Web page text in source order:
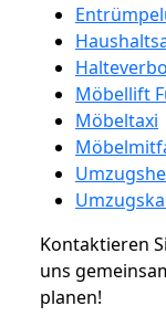
Möbellift
Möbeltaxi
Kontaktieren
uns
planen!